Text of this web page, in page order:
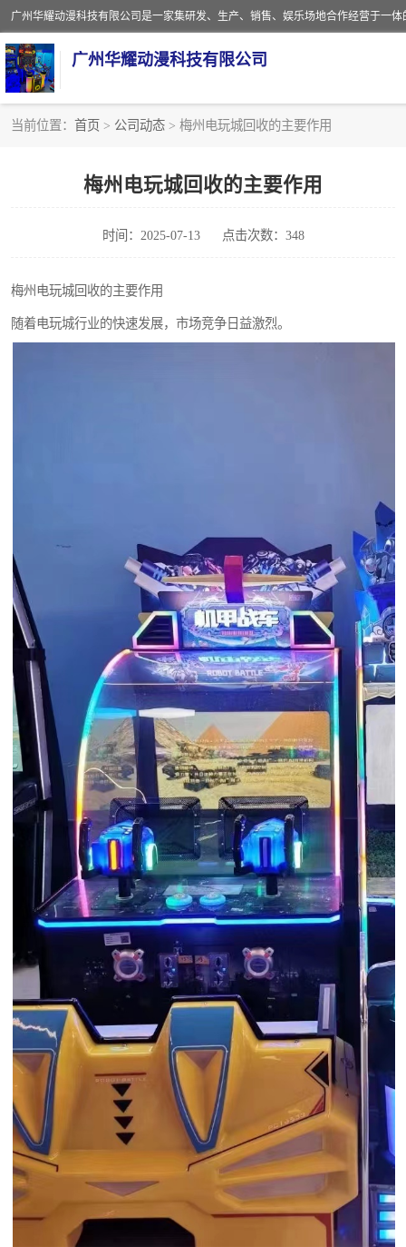
广州华耀动漫科技有限公司
当前位置： 首页 > 公司动态 > 梅州电玩城回收的主要作用
梅州电玩城回收的主要作用
时间：2025-07-13 点击次数：348
梅州电玩城回收的主要作用
随着电玩城行业的快速发展，市场竞争日益激烈。
游戏厅回收